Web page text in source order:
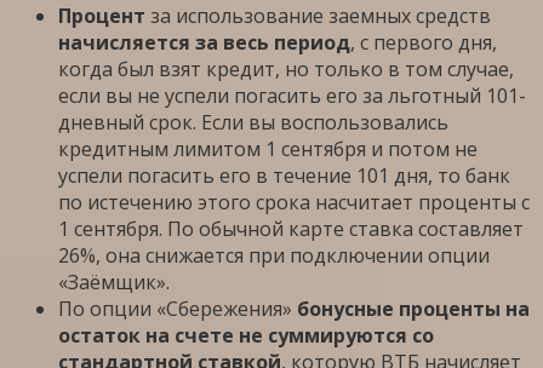
Процент за использование заемных средств
начисляется за весь период, с первого дня,
когда был взят кредит, но только в том случае,
если вы не успели погасить его за льготный 101-
дневный срок. Если вы воспользовались
кредитным лимитом 1 сентября и потом не
успели погасить его в течение 101 дня, то банк
по истечению этого срока насчитает проценты с
1 сентября. По обычной карте ставка составляет
26%, она снижается при подключении опции
«Заёмщик».
По опции «Сбережения» бонусные проценты на
остаток на счете не суммируются со
стандартной ставкой, которую ВТБ начисляет